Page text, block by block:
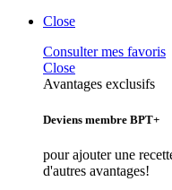
Close
Consulter mes favoris
Close
Avantages exclusifs
Deviens membre BPT+
pour ajouter une
d'autres avantages!